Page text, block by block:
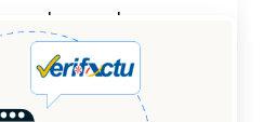
demandan
personalizadas